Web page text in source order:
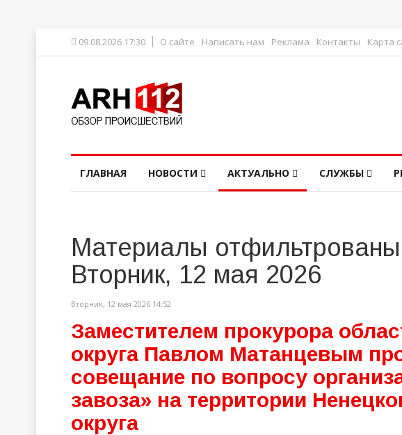
09.08.2026 17:30 О сайте Написать нам Реклама Контакты Карта
ГЛАВНАЯ НОВОСТИ АКТУАЛЬНО СЛУЖБЫ
Материалы
Вторник, 12 мая 2026
Вторник, 12 мая 2026 14:52
Заместителем прокурора
округа Павлом Матанцевым
совещание по вопросу
завоза» на территории
округа